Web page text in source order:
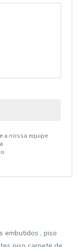
a nossa equipe
embutidos , piso